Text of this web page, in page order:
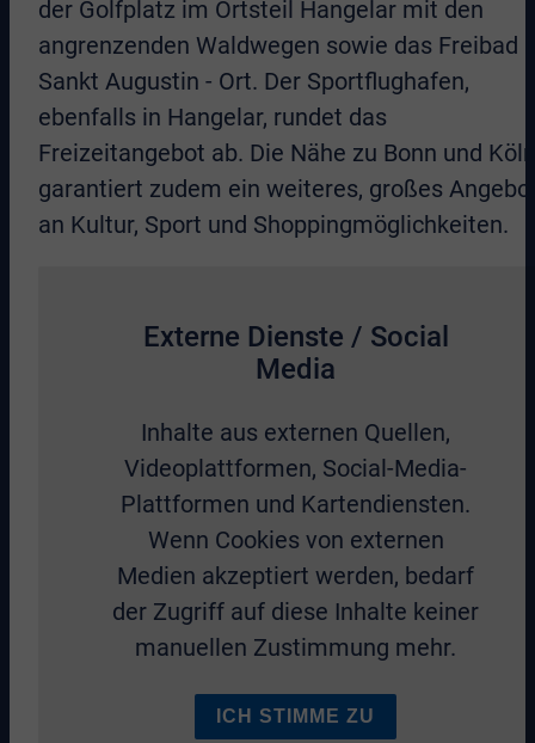
der Golfplatz im Ortsteil Hangelar mit den
angrenzenden Waldwegen sowie das Freibad
Sankt Augustin - Ort. Der Sportflughafen,
ebenfalls in Hangelar, rundet das
Freizeitangebot ab. Die Nähe zu Bonn und Köln
garantiert zudem ein weiteres, großes
an Kultur, Sport und Shoppingmöglichkeiten.
Externe Dienste / Social
Media
Inhalte aus externen Quellen,
Videoplattformen, Social-Media-
Plattformen und Kartendiensten.
Wenn Cookies von externen
Medien akzeptiert werden, bedarf
der Zugriff auf diese Inhalte keiner
manuellen Zustimmung mehr.
ICH STIMME ZU